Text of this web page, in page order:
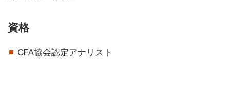
資格
CFA協会認定アナリスト